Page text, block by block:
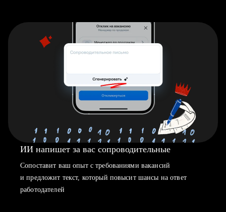
ИИ напишет за вас сопроводительные
Сопоставит ваш опыт с требованиями вакансий
и предложит текст, который повысит шансы на ответ
работодателей